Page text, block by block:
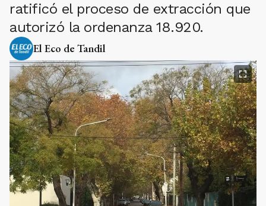
ratificó el proceso de extracción que
autorizó la ordenanza 18.920.
El Eco de Tandil